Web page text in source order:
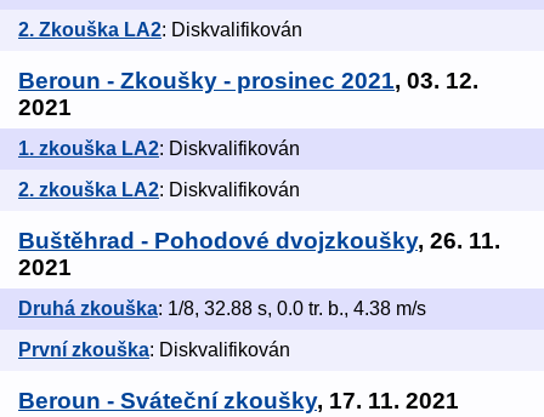
2. Zkouška LA2: Diskvalifikován
Beroun - Zkoušky - prosinec 2021, 03. 12.
2021
1. zkouška LA2: Diskvalifikován
2. zkouška LA2: Diskvalifikován
Buštěhrad - Pohodové dvojzkoušky, 26. 11.
2021
Druhá zkouška: 1/8, 32.88 s, 0.0 tr. b., 4.38 m/s
První zkouška: Diskvalifikován
Beroun - Sváteční zkoušky, 17. 11. 2021